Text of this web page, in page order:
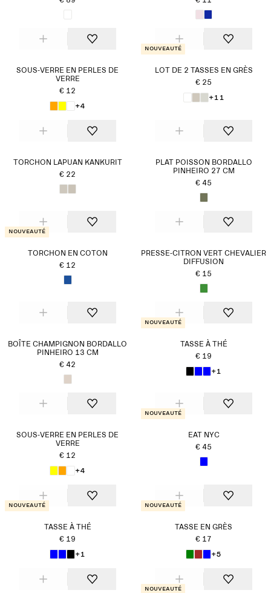
SOUS-VERRE EN PERLES DE
VERRE
€ 12
+4
Nouveauté
LOT DE 2 TASSES EN GRÈS
€ 25
+11
TORCHON LAPUAN KANKURIT
€ 22
PLAT POISSON BORDALLO
PINHEIRO 27 CM
€ 45
Nouveauté
TORCHON EN COTON
€ 12
PRESSE-CITRON VERT CHEVALIER
DIFFUSION
€ 15
BOÎTE CHAMPIGNON BORDALLO
PINHEIRO 13 CM
€ 42
Nouveauté
TASSE À THÉ
€ 19
+1
SOUS-VERRE EN PERLES DE
VERRE
€ 12
+4
Nouveauté
EAT NYC
€ 45
Nouveauté
TASSE À THÉ
€ 19
+1
Nouveauté
TASSE EN GRÈS
€ 17
+5
Nouveauté